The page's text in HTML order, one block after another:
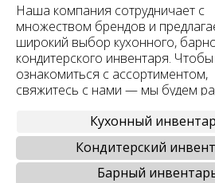
Наша компания сотрудничает с
множеством брендов и
широкий выбор кухонного,
кондитерского инвентаря. Чтобы
ознакомиться с ассортиментом,
свяжитесь с нами — мы будем
Кухонный
Кондитерский
Барный